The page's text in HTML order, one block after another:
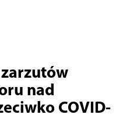
zarzutów
nad
COVID-